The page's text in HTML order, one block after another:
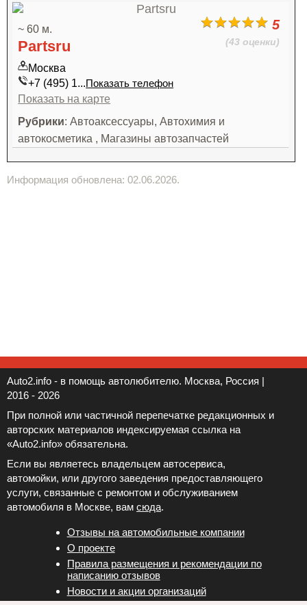
5
(43 оценки)
~ 60 м.
Partsru
Москва
+7 (495) 1...Показать телефон
Показать на карте
Рубрики: Автоаксессуары, Автохимия и
автокосметика , Магазины автозапчастей
Информация обновлена: 02.06.2026.
Auto2.info - в помощь автолюбителю. Москва, Россия |
2016 - 2026
При полной или частичной перепечатке редакционных и
авторских материалов индексируемая ссылка на
«Auto2.info» обязательна.
Если вы являетесь владельцем автосервиса,
автомойки, или другого заведения предоставляющего
услуги, связанные с ремонтом и обслуживанием
автомобиля в Москве, вам сюда.
Отзывы на автомобильные компании
Новости и акции организаций